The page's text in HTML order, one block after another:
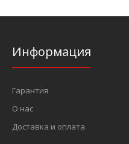
Информация
Гарантия
О нас
Доставка и оплата